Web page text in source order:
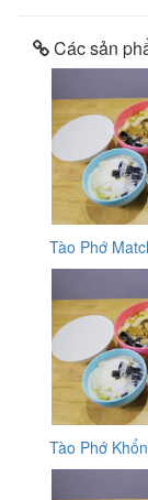
Các sản
Tào Phớ
Tào Phớ